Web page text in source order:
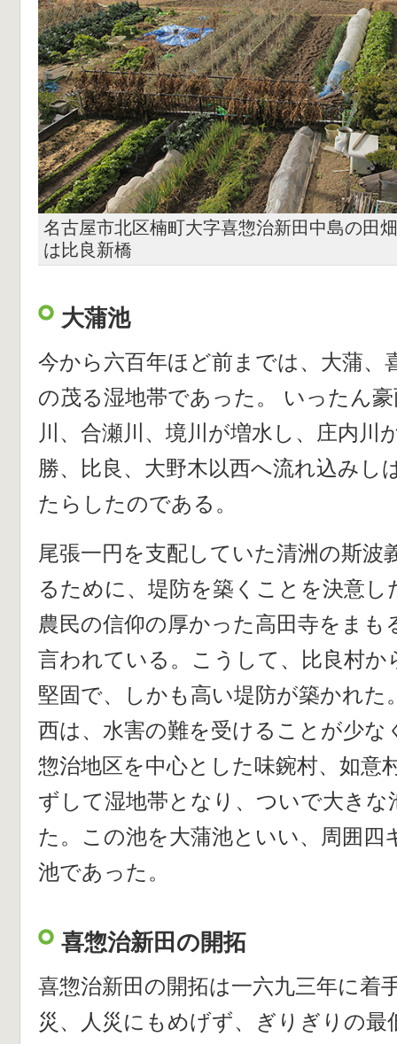
名古屋市北区楠町大字喜惣治新田中島の田
は比良新橋
大蒲池
今から六百年ほど前までは、大蒲、
の茂る湿地帯であった。 いったん
川、合瀬川、境川が増水し、庄内川
勝、比良、大野木以西へ流れ込みし
たらしたのである。
尾張一円を支配していた清洲の斯波
るために、堤防を築くことを決意し
農民の信仰の厚かった高田寺をま
言われている。こうして、比良村か
堅固で、しかも高い堤防が築かれた
西は、水害の難を受けることが少な
惣治地区を中心とした味鋺村、如意
ずして湿地帯となり、ついで大きな
た。この池を大蒲池といい、周囲四
池であった。
喜惣治新田の開拓
喜惣治新田の開拓は一六九三年に着
災、人災にもめげず、ぎりぎりの最